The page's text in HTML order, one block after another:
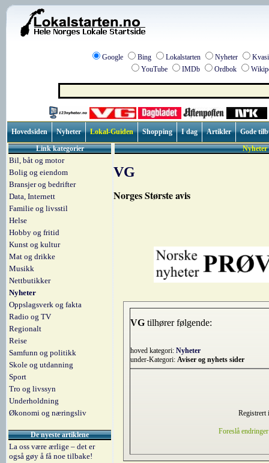
Google Bing Lokalstarten Nyheter
YouTube
IMDb Ordbok
Hovedsiden Nyheter Lokal-Guiden Shopping I dag Artikler
Gode
Link kategorier
Bil, båt og motor
Bolig og eiendom
Bransjer og bedrifter
Data, Internett
Familie og livsstil
Helse
Hobby og fritid
Kunst og kultur
Mat og drikke
Musikk
Nettbutikker
Nyheter
Oppslagsverk og fakta
Radio og TV
Regionalt
Reise
Samfunn og politikk
Skole og utdanning
Sport
Tro og livssyn
Underholdning
Økonomi og næringsliv
De nyeste artiklene
La oss være ærlige – det er
også gøy å få noe tilbake!
Nyheter
VG
Norges Største avis
VGtilhører følgende:
hoved kategori: Nyheter
under-Kategori: Aviser og nyhets sider
Registrert
Foreslå